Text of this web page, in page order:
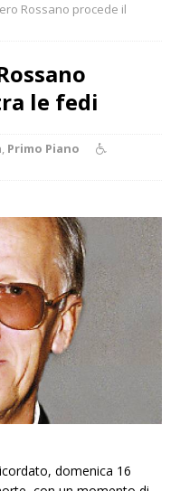
Rossano procede il
le fedi
, Primo Piano
domenica 16